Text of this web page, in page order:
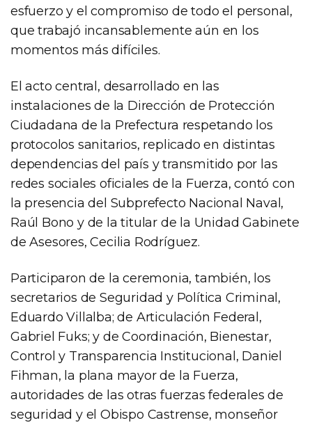
esfuerzo y el compromiso de todo el personal,
que trabajó incansablemente aún en los
momentos más difíciles.
El acto central, desarrollado en las
instalaciones de la Dirección de Protección
Ciudadana de la Prefectura respetando los
protocolos sanitarios, replicado en distintas
dependencias del país y transmitido por las
redes sociales oficiales de la Fuerza, contó con
la presencia del Subprefecto Nacional Naval,
Raúl Bono y de la titular de la Unidad Gabinete
de Asesores, Cecilia Rodríguez.
Participaron de la ceremonia, también, los
secretarios de Seguridad y Política Criminal,
Eduardo Villalba; de Articulación Federal,
Gabriel Fuks; y de Coordinación, Bienestar,
Control y Transparencia Institucional, Daniel
Fihman, la plana mayor de la Fuerza,
autoridades de las otras fuerzas federales de
seguridad y el Obispo Castrense, monseñor